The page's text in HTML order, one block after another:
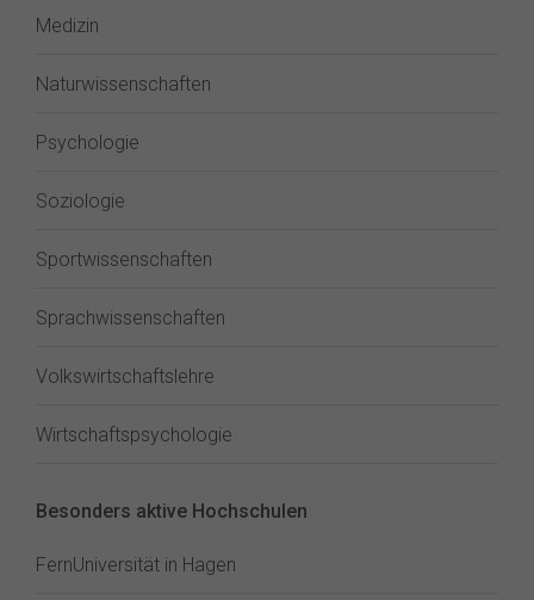
Medizin
Naturwissenschaften
Psychologie
Soziologie
Sportwissenschaften
Sprachwissenschaften
Volkswirtschaftslehre
Wirtschaftspsychologie
Besonders aktive Hochschulen
FernUniversität in Hagen